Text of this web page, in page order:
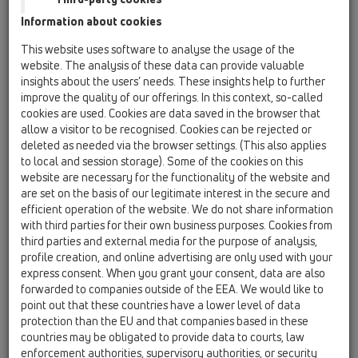
HL53KC
HL53KC
InFloor CeraDrain Süzgeç
Gövdesi, DN50
Information about cookies
This website uses software to analyse the usage of the
website. The analysis of these data can provide valuable
insights about the users’ needs. These insights help to further
improve the quality of our offerings. In this context, so-called
cookies are used. Cookies are data saved in the browser that
allow a visitor to be recognised. Cookies can be rejected or
deleted as needed via the browser settings. (This also applies
to local and session storage). Some of the cookies on this
website are necessary for the functionality of the website and
are set on the basis of our legitimate interest in the secure and
efficient operation of the website. We do not share information
with third parties for their own business purposes. Cookies from
third parties and external media for the purpose of analysis,
profile creation, and online advertising are only used with your
express consent. When you grant your consent, data are also
forwarded to companies outside of the EEA. We would like to
point out that these countries have a lower level of data
protection than the EU and that companies based in these
countries may be obligated to provide data to courts, law
enforcement authorities, supervisory authorities, or security